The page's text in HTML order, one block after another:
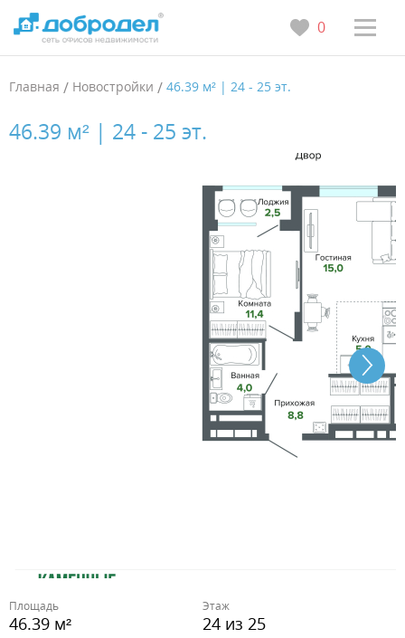
0
Главная / Новостройки / 46.39 м² | 24 - 25 эт.
46.39 м² | 24 - 25 эт.
Площадь
46.39 м²
Этаж
24 из 25